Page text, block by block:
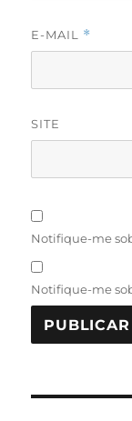
E-MAIL *
SITE
Notifique-me
Notifique-me